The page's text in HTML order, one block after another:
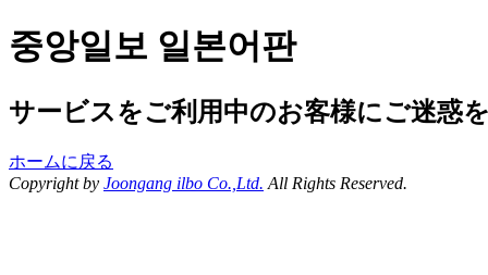
중앙일보 일본어판
サービスをご利用中のお客様にご迷惑
ホームに戻る
Copyright by Joongang ilbo Co.,Ltd. All Rights Reserved.